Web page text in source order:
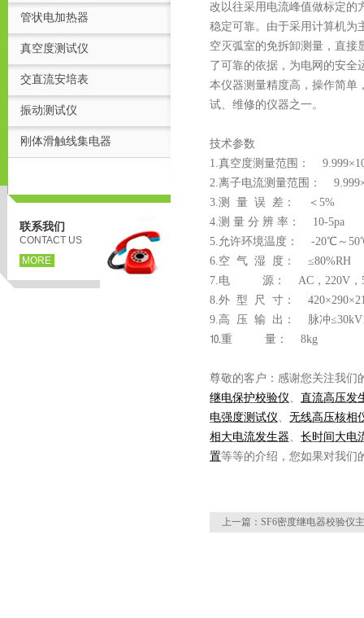
管状电加热器
真空度测试仪
交直流安培表
振动测试仪
刚体滑触线集电器
联系我们
CONTACT US
MORE
改以往采用电流峰值做标定的
稳定可靠。由于采用计算机为
空灭弧室的免拆卸测量，直接
了可靠的依据，为电网的安全
本仪器测量精度高，操作简单
试、维修的仪器之一。
技术参数
1.真空度测量范围：
2.离子电流测量范围：
3.测 量 误 差： ＜5%
4.测 量 分 辨 率： 10-5pa
5.允许环境温度： -20℃～
6.空 气 湿 度： ≤80%RH
7.电 源： AC，220V，
8.外 型 尺 寸：
9.高 压 输 出： 脉冲
⒑重 量： 8kg
尊敬的客户：感谢您关注我们
继电保护校验仪 、 直流高压发
电强度测试仪 、 无线高压核相
相大电流发生器 、 长时间大电
置等等的介绍，您如果对我们
上一篇： SF6密度继电器校验仪